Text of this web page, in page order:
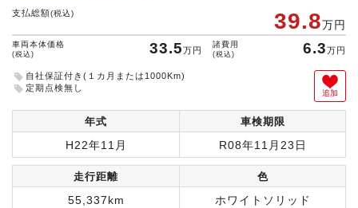
支払総額(税込) 39.8万円
車両本体価格
(税込) 33.5万円
諸費用
(税込) 6.3万円
自社保証付き(１カ月または1000Km)
定期点検無し
追加
年式 車検期限
H22年11月 R08年11月23日
走行距離 色
55,337km ホワイトソリッド